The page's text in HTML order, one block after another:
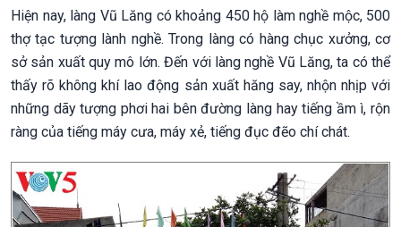
Hiện nay, làng Vũ Lăng có khoảng 450 hộ làm nghề mộc, 500
thợ tạc tượng lành nghề. Trong làng có hàng chục xưởng, cơ
sở sản xuất quy mô lớn. Đến với làng nghề Vũ Lăng, ta có thể
thấy rõ không khí lao động sản xuất hăng say, nhộn nhịp với
những dãy tượng phơi hai bên đường làng hay tiếng ầm ì, rộn
ràng của tiếng máy cưa, máy xẻ, tiếng đục đẽo chí chát.